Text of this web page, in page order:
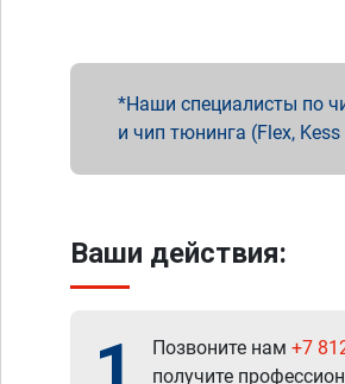
Наши специалисты по
и чип тюнинга (Flex,
Ваши действия:
Позвоните нам +7
получите